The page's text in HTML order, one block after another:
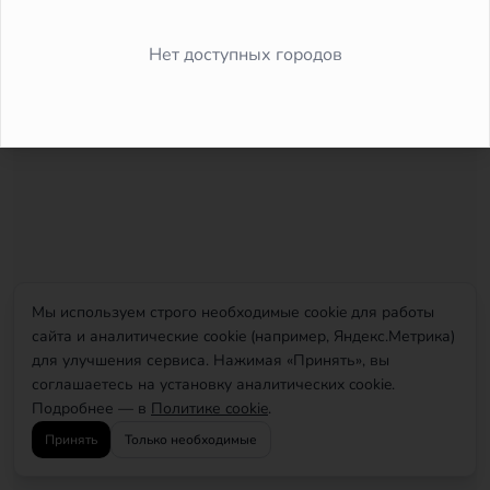
Мы используем строго необходимые cookie для работы
сайта и аналитические cookie (например, Яндекс.Метрика)
для улучшения сервиса. Нажимая «Принять», вы
соглашаетесь на установку аналитических cookie.
Подробнее — в Политике cookie.
Принять Только необходимые
Нет доступных городов